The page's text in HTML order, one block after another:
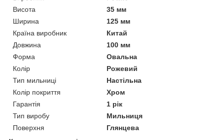
Висота
35 мм
Ширина
125 мм
Країна виробник
Китай
Довжина
100 мм
Форма
Овальна
Колір
Рожевий
Тип мильниці
Настільна
Колір покриття
Хром
Гарантія
1 рік
Тип виробу
Мильниця
Поверхня
Глянцева